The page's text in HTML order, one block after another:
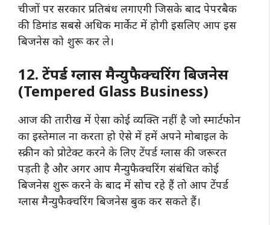
चीजों पर सरकार प्रतिबंध लगाएगी जिसके बाद पेपरबैक
की डिमांड सबसे अधिक मार्केट में होगी इसलिए आप इस
बिजनेस को शुरू कर ले।
12. टेंपर्ड ग्लास मैन्युफैक्चरिंग बिजनेस
(Tempered Glass Business)
आज की तारीख में ऐसा कोई व्यक्ति नहीं है जो स्मार्टफोन
का इस्तेमाल ना करता हो ऐसे में हमें अपने मोबाइल के
स्क्रीन को प्रोटेक्ट करने के लिए टेंपर्ड ग्लास की जरूरत
पड़ती है और अगर आप मैन्युफैक्चरिंग संबंधित कोई
बिजनेस शुरू करने के बाद में सोच रहे हैं तो आप टेंपर्ड
ग्लास मैन्युफैक्चरिंग बिजनेस बुक कर सकते हैं।